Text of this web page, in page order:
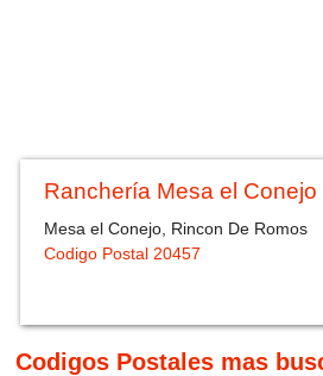
Ranchería Mesa el Conejo
Mesa el Conejo, Rincon De Romos
Codigo Postal 20457
Codigos Postales mas